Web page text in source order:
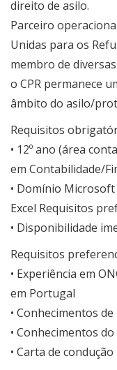
direito de asilo.
Parceiro
Unidas para os
membro de
o CPR permanece
âmbito do asilo/
Requisitos
• 12º ano (área
em Contabilidade/
• Domínio
Excel Requisitos
• Disponibilidade
Requisitos
• Experiência em
em Portugal
• Conhecimentos
• Conhecimentos
• Carta de condução